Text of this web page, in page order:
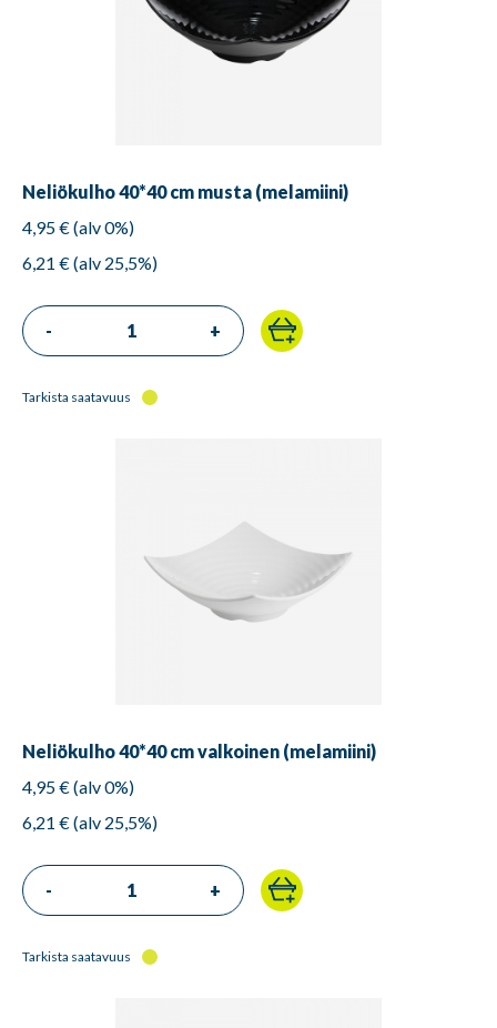
Neliökulho 40*40 cm musta (melamiini)
4,95 € (alv 0%)
6,21 € (alv 25,5%)
- +
Tarkista saatavuus
Neliökulho 40*40 cm valkoinen (melamiini)
4,95 € (alv 0%)
6,21 € (alv 25,5%)
- +
Tarkista saatavuus